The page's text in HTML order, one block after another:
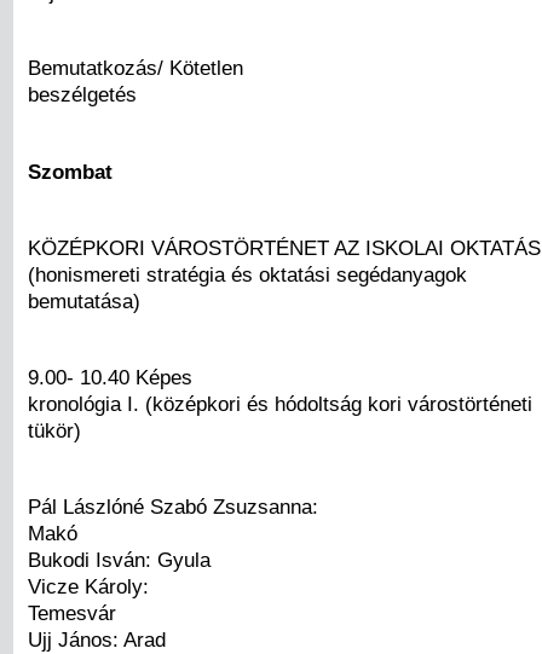
Bemutatkozás/ Kötetlen
beszélgetés
Szombat
KÖZÉPKORI VÁROSTÖRTÉNET AZ ISKOLAI
(honismereti stratégia és oktatási segédanyagok
bemutatása)
9.00- 10.40 Képes
kronológia I. (középkori és hódoltság kori várostörténeti
tükör)
Pál Lászlóné Szabó Zsuzsanna:
Makó
Bukodi Isván: Gyula
Vicze Károly:
Temesvár
Ujj János: Arad